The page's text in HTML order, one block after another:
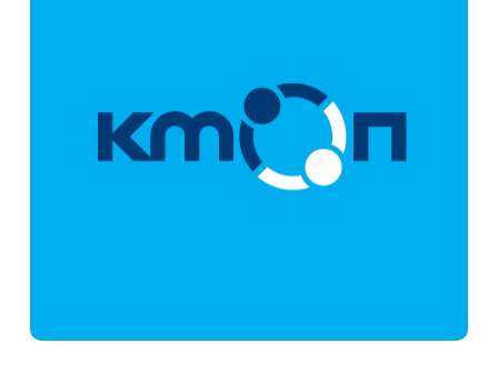
Σκουφά 75 Athens 10680 Ελλάδα
Τηλ.: +30 210 3637547
Fax: +30 210 3639758
E-mail:
kmop@kmop.gr